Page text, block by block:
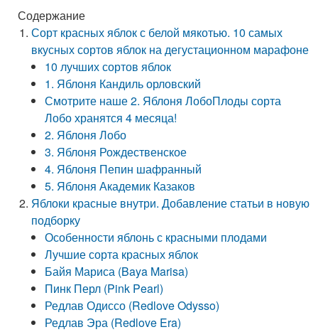
Содержание
Сорт красных яблок с белой мякотью. 10 самых
вкусных сортов яблок на дегустационном марафоне
10 лучших сортов яблок
1. Яблоня Кандиль орловский
Смотрите наше 2. Яблоня ЛобоПлоды сорта
Лобо хранятся 4 месяца!
2. Яблоня Лобо
3. Яблоня Рождественское
4. Яблоня Пепин шафранный
5. Яблоня Академик Казаков
Яблоки красные внутри. Добавление статьи в новую
подборку
Особенности яблонь с красными плодами
Лучшие сорта красных яблок
Байя Мариса (Baya Marisa)
Пинк Перл (Pink Pearl)
Редлав Одиссо (Redlove Odysso)
Редлав Эра (Redlove Era)